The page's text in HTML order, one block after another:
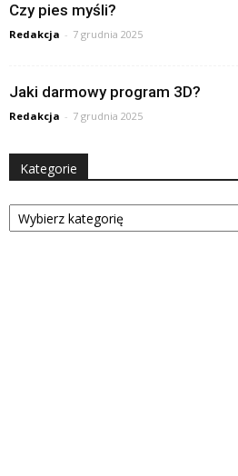
Czy pies myśli?
Redakcja - 7 grudnia 2025
Jaki darmowy program 3D?
Redakcja - 7 grudnia 2025
Kategorie
Kategorie